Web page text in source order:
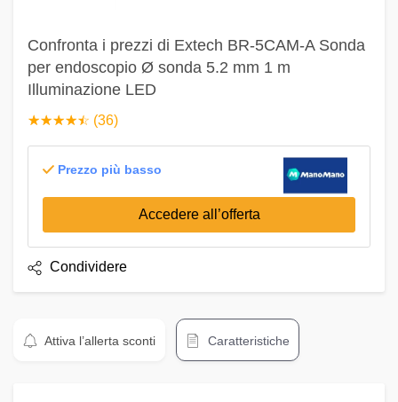
Confronta i prezzi di Extech BR-5CAM-A Sonda
per endoscopio Ø sonda 5.2 mm 1 m
Illuminazione LED
☆☆☆☆☆
★★★★★ (36)
Prezzo più basso
Accedere all’offerta
Condividere
Attiva l’allerta sconti Caratteristiche